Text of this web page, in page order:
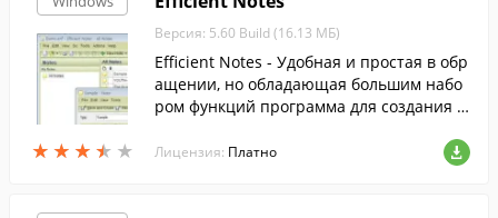
★ ★ ★ ★ ★
★ ★ ★ ★ ★
Версия: 5.60 Build (16.13 МБ)
Efficient Notes - Удобная и простая в обр
ащении, но обладающая большим набо
ром функций программа для создания п
Лицензия: Платно